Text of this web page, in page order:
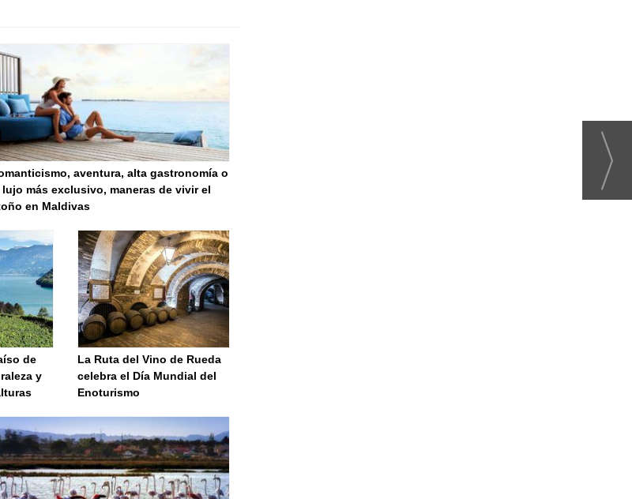
aventura, alta gastronomía o
lujo más exclusivo, maneras de vivir el
en Maldivas
de
y
La Ruta del Vino de Rueda
celebra el Día Mundial del
Enoturismo